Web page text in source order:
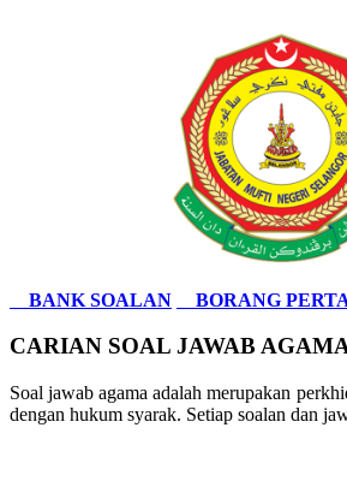
BANK SOALAN BORANG
CARIAN SOAL JAWAB
Soal jawab agama adalah merupakan
dengan hukum syarak. Setiap soalan dan